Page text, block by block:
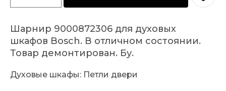
Шарнир 9000872306 для духовых
шкафов Bosch. В отличном состоянии.
Товар демонтирован. Бу.
Духовые шкафы: Петли двери